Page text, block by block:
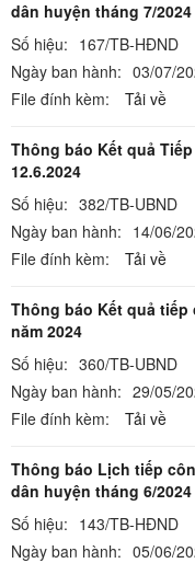
dân huyện tháng 7/2024
Số hiệu: 167/TB-HĐND
Ngày ban hành: 03/07/
File đính kèm:
Tải về
Thông báo Kết quả
12.6.2024
Số hiệu: 382/TB-UBND
Ngày ban hành: 14/06/
File đính kèm:
Tải về
Thông báo Kết quả
năm 2024
Số hiệu: 360/TB-UBND
Ngày ban hành: 29/05/
File đính kèm:
Tải về
Thông báo Lịch tiếp
dân huyện tháng 6/2024
Số hiệu: 143/TB-HĐND
Ngày ban hành: 05/06/